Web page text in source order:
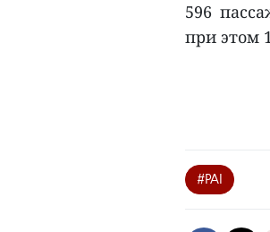
596
при этом
#PAI